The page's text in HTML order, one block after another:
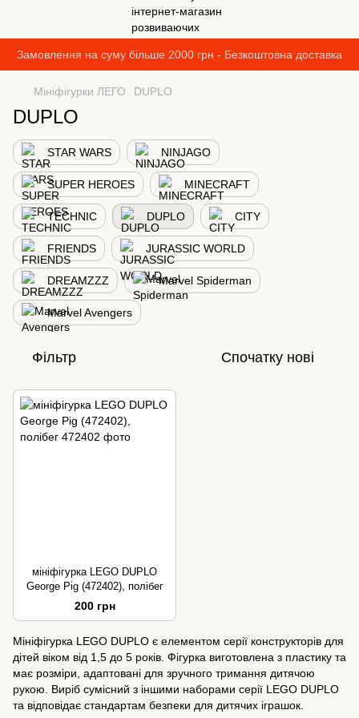
Замовлення на суму більше 2000 грн - Безкоштовна доставка
Мініфігурки ЛЕГО DUPLO
DUPLO
STAR WARS NINJAGO
SUPER HEROES MINECRAFT
TECHNIC DUPLO CITY
FRIENDS JURASSIC WORLD
DREAMZZZ Marvel Spiderman
Marvel Avengers
Фільтр Спочатку нові
мініфігурка LEGO DUPLO
George Pig (472402), полібег
200 грн
Мініфігурка LEGO DUPLO є елементом серії конструкторів для
дітей віком від 1,5 до 5 років. Фігурка виготовлена з пластику та
має розміри, адаптовані для зручного тримання дитячою
рукою. Виріб сумісний з іншими наборами серії LEGO DUPLO
та відповідає стандартам безпеки для дитячих іграшок.